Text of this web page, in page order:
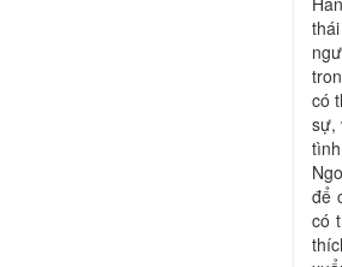
có
sự,
để
có